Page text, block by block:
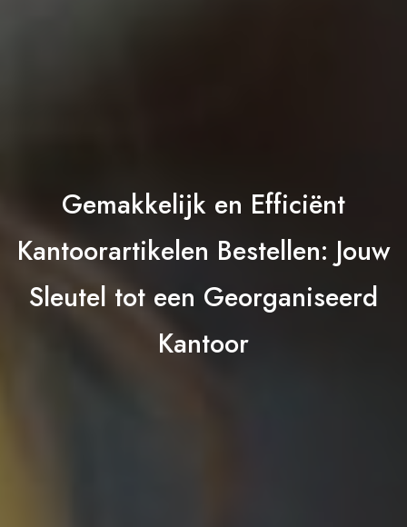
Gemakkelijk en Efficiënt
Kantoorartikelen Bestellen: Jouw
Sleutel tot een Georganiseerd
Kantoor